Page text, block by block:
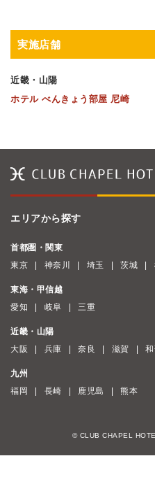
実施店舗
近畿・山陽
ホテル べんきょう部屋 尼崎
エリアから探す
首都圏・関東
東京
神奈川 埼玉 茨城
東海・甲信越
愛知
岐阜 三重
近畿・山陽
大阪
兵庫 奈良 滋賀
九州
福岡
長崎 鹿児島 熊本
© CLUB CHAPEL